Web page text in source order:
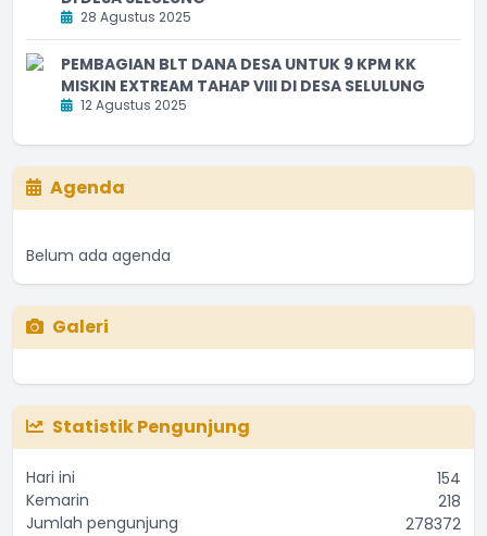
28 Agustus 2025
PEMBAGIAN BLT DANA DESA UNTUK 9 KPM KK
MISKIN EXTREAM TAHAP VIII DI DESA SELULUNG
12 Agustus 2025
Agenda
Belum ada agenda
Galeri
Statistik Pengunjung
Hari ini
154
Kemarin
218
Jumlah pengunjung
278372